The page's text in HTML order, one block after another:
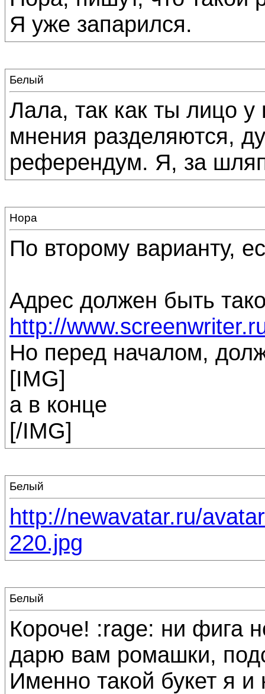
Я уже запарился.
Белый
Лала, так как ты лицо
мнения разделяются,
референдум. Я, за
Нора
По второму варианту,
Адрес должен быть
http://
Но перед началом,
[IMG]
а в конце
[/IMG]
Белый
http://newavatar.ru/
220.jpg
Белый
Короче! :rage: ни фига
дарю вам ромашки,
Именно такой букет я